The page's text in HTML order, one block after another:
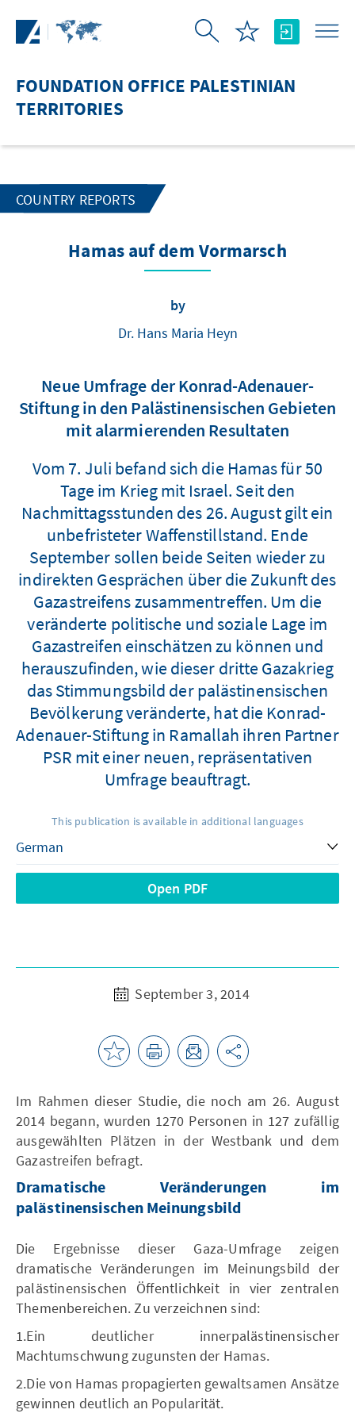
FOUNDATION OFFICE PALESTINIAN
TERRITORIES
COUNTRY REPORTS
Hamas auf dem Vormarsch
by
Dr. Hans Maria Heyn
Neue Umfrage der Konrad-Adenauer-
Stiftung in den Palästinensischen Gebieten
mit alarmierenden Resultaten
Vom 7. Juli befand sich die Hamas für 50
Tage im Krieg mit Israel. Seit den
Nachmittagsstunden des 26. August gilt ein
unbefristeter Waffenstillstand. Ende
September sollen beide Seiten wieder zu
indirekten Gesprächen über die Zukunft des
Gazastreifens zusammentreffen. Um die
veränderte politische und soziale Lage im
Gazastreifen einschätzen zu können und
herauszufinden, wie dieser dritte Gazakrieg
das Stimmungsbild der palästinensischen
Bevölkerung veränderte, hat die Konrad-
Adenauer-Stiftung in Ramallah ihren Partner
PSR mit einer neuen, repräsentativen
Umfrage beauftragt.
This publication is available in additional languages
Open PDF
September 3, 2014
Im Rahmen dieser Studie, die noch am 26. August
2014 begann, wurden 1270 Personen in 127 zufällig
ausgewählten Plätzen in der Westbank und dem
Gazastreifen befragt.
Dramatische Veränderungen im
palästinensischen Meinungsbild
Die Ergebnisse dieser Gaza-Umfrage zeigen
dramatische Veränderungen im Meinungsbild der
palästinensischen Öffentlichkeit in vier zentralen
Themenbereichen. Zu verzeichnen sind:
1.Ein deutlicher innerpalästinensischer
Machtumschwung zugunsten der Hamas.
2.Die von Hamas propagierten gewaltsamen Ansätze
gewinnen deutlich an Popularität.